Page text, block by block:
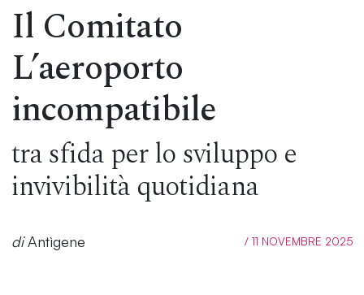
Il Comitato
L’aeroporto
incompatibile
tra sfida per lo sviluppo e
invivibilità quotidiana
diAntìgene / 11 NOVEMBRE 2025